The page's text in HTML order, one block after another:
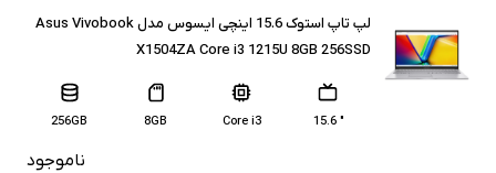
لپ تاپ استوک 15.6 اینچی ایسوس مدل Asus Vivobook
X1504ZA Core i3 1215U 8GB 256SSD
" 15.6
Core i3
8GB
256GB
ناموجود